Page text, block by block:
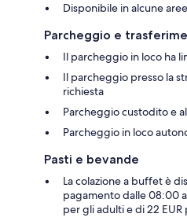
Disponibile in alcune
Parcheggio e
Il parcheggio in loco ha
Il parcheggio presso la
richiesta
Parcheggio custodito e
Parcheggio in loco
Pasti e bevande
La colazione a buffet è
pagamento dalle 08:00
per gli adulti e di 22